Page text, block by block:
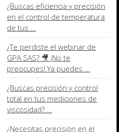
¿Buscas eficiencia y precisión
en el control de temperatura
de tus …
¿Te perdiste el webinar de
GPA SAS? 🎥 ¡No te
preocupes! Ya puedes …
¿Buscas precisión y control
total en tus mediciones de
viscosidad? …
¿Necesitas precisión en el